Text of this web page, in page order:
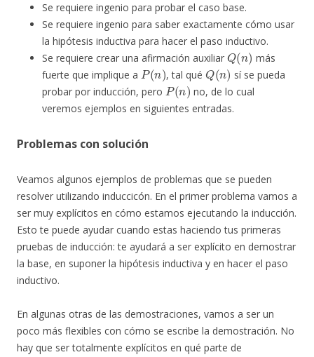
Se requiere ingenio para probar el caso base.
Se requiere ingenio para saber exactamente cómo usar
la hipótesis inductiva para hacer el paso inductivo.
Se requiere crear una afirmación auxiliar
Q(n)
más
fuerte que implique a
P(n)
, tal qué
Q(n )
sí se pueda
probar por inducción, pero
P(n
no, de lo cual
veremos ejemplos en siguientes entradas.
Problemas con solución
Veamos algunos ejemplos de problemas que se pueden
resolver utilizando induccicón. En el primer problema vamos a
ser muy explícitos en cómo estamos ejecutando la inducción.
Esto te puede ayudar cuando estas haciendo tus primeras
pruebas de inducción: te ayudará a ser explícito en demostrar
la base, en suponer la hipótesis inductiva y en hacer el paso
inductivo.
En algunas otras de las demostraciones, vamos a ser un
poco más flexibles con cómo se escribe la demostración. No
hay que ser totalmente explícitos en qué parte de